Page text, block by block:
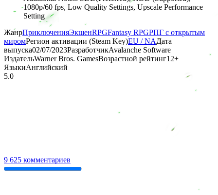
1080p/60 fps, Low Quality Settings, Upscale Performance
Setting
ЖанрПриключенияЭкшенRPGFantasy RPGРПГ с открытым
миромРегион активации (Steam Key)EU / NAДата
выпуска02/07/2023РазработчикAvalanche Software
ИздательWarner Bros. GamesВозрастной рейтинг12+
ЯзыкиАнглийский
5.0
9 625 комментариев